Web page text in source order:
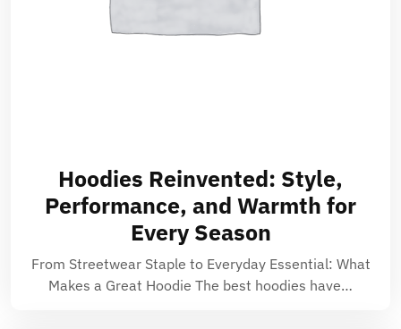
Hoodies Reinvented: Style,
Performance, and Warmth for
Every Season
From Streetwear Staple to Everyday Essential: What
Makes a Great Hoodie The best hoodies have…